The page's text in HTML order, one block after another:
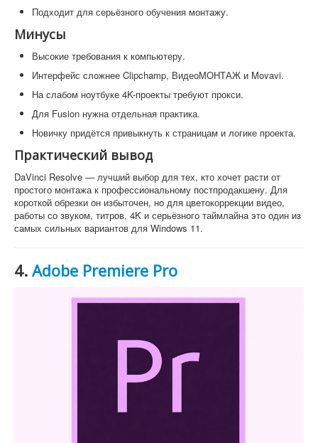
Подходит для серьёзного обучения монтажу.
Минусы
Высокие требования к компьютеру.
Интерфейс сложнее Clipchamp, ВидеоМОНТАЖ и Movavi.
На слабом ноутбуке 4K-проекты требуют прокси.
Для Fusion нужна отдельная практика.
Новичку придётся привыкнуть к страницам и логике проекта.
Практический вывод
DaVinci Resolve — лучший выбор для тех, кто хочет расти от
простого монтажа к профессиональному постпродакшену. Для
короткой обрезки он избыточен, но для цветокоррекции видео,
работы со звуком, титров, 4K и серьёзного таймлайна это один из
самых сильных вариантов для Windows 11.
4. Adobe Premiere Pro